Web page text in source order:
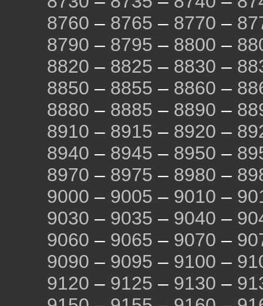
8760 – 8765 – 8770 –
8790 – 8795 – 8800 –
8820 – 8825 – 8830 –
8850 – 8855 – 8860 –
8880 – 8885 – 8890 –
8910 – 8915 – 8920 –
8940 – 8945 – 8950 –
8970 – 8975 – 8980 –
9000 – 9005 – 9010 –
9030 – 9035 – 9040 –
9060 – 9065 – 9070 –
9090 – 9095 – 9100 –
9120 – 9125 – 9130 –